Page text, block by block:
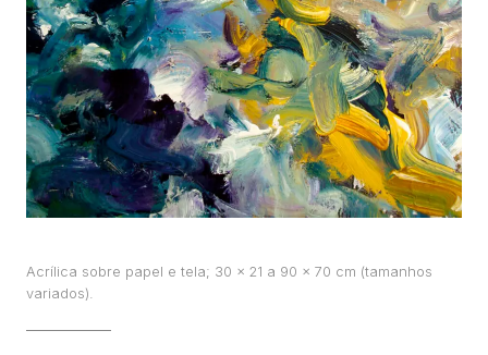
TEXTOS
SOBRE
CLIPPING
CONTATO
Acrílica sobre papel e tela; 30 x 21 a 90 x 70 cm (tamanhos
variados).